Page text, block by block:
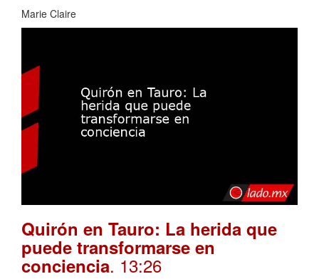
Marie Claire
Quirón en Tauro: La herida que
puede transformarse en
conciencia. 13:26